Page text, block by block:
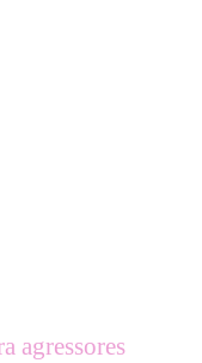
agressores